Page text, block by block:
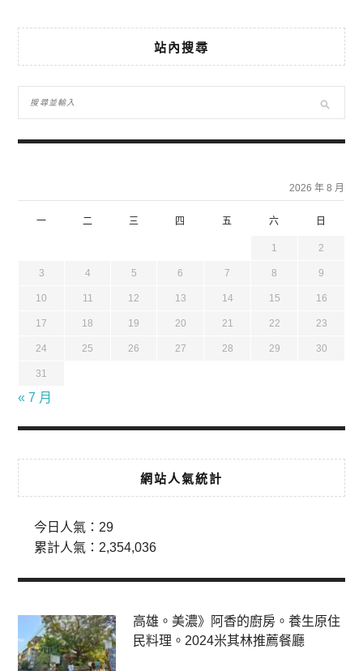
站內搜尋
2026 年 8 月
一 二 三 四 五 六 日
1 2
3 4 5 6 7 8 9
10 11 12 13 14 15 16
17 18 19 20 21 22 23
24 25 26 27 28 29 30
31
« 7 月
網站人氣統計
今日人氣： 29
累計人氣： 2,354,036
高雄。美濃》阿香的廚房。養生原住
民料理。2024米其林推薦餐廳